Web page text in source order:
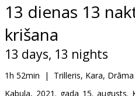
B2B
Kino
Klubs
13 dienas 13
krišana
13 days, 13 nights
1h 52min | Trilleris, Kara, Drāma
Kabula, 2021. gada 15. augusts.